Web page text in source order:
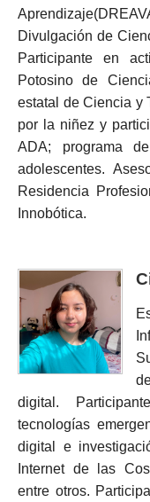
Divulgación de
Participante en
Potosino de
estatal de Ciencia y
por la niñez y
ADA; programa
adolescentes.
Residencia
Innobótica.
digital.
tecnologías
digital e
Internet de las
entre otros.